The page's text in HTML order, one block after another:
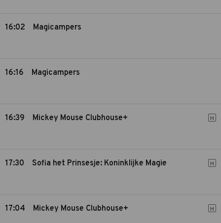
16:02 Magicampers
16:16 Magicampers
16:39 Mickey Mouse Clubhouse+ H
17:30 Sofia het Prinsesje: Koninklijke Magie H
17:04 Mickey Mouse Clubhouse+ H